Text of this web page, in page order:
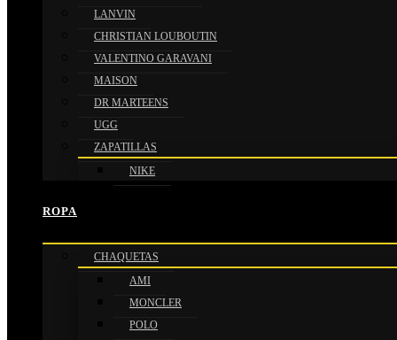
LANVIN
CHRISTIAN LOUBOUTIN
VALENTINO GARAVANI
MAISON
DR MARTEENS
UGG
ZAPATILLAS
NIKE
ROPA
CHAQUETAS
AMI
MONCLER
POLO